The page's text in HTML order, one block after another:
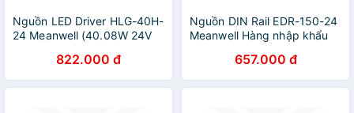
Nguồn LED Driver HLG-40H-
24 Meanwell (40.08W 24V
822.000 đ
Nguồn DIN Rail EDR-150-24
Meanwell Hàng nhập khẩu
657.000 đ